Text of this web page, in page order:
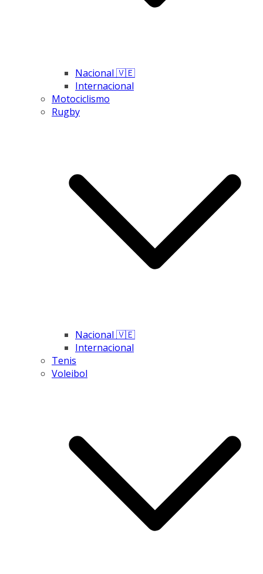
Nacional 🇻🇪
Internacional
Motociclismo
Rugby
Nacional 🇻🇪
Internacional
Tenis
Voleibol